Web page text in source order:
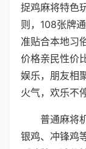
捉鸡麻将特色
则，108张牌
准贴合本地习
价格亲民性价
娱乐，朋友相
火气，欢乐不
普通麻将
银鸡、冲锋鸡